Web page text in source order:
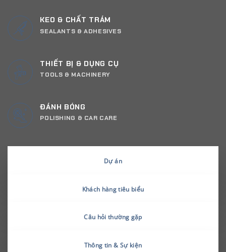
KEO & CHẤT TRÁM
SEALANTS & ADHESIVES
THIẾT BỊ & DỤNG CỤ
TOOLS & MACHINERY
ĐÁNH BÓNG
POLISHING & CAR CARE
Dự án
Khách hàng tiêu biểu
Câu hỏi thường gặp
Thông tin & Sự kiện